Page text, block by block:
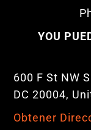
YOU
600 F St NW
DC 20004,
Obtener